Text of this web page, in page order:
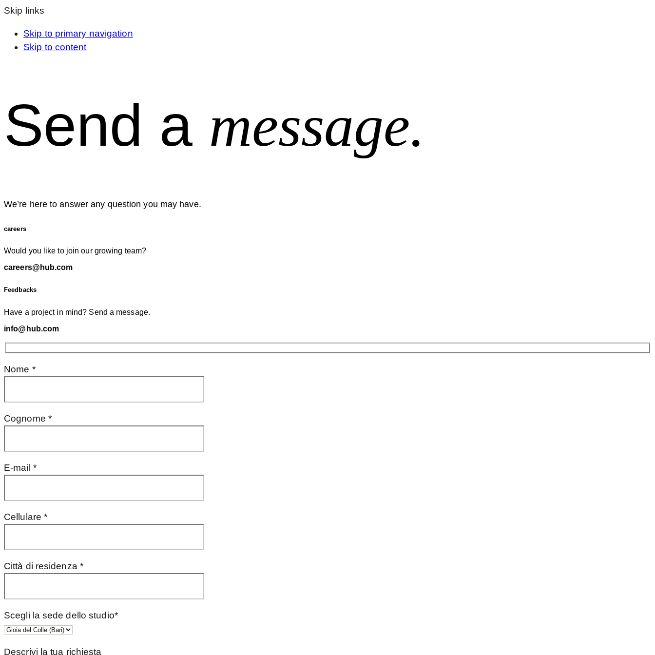
Skip links
Skip to primary navigation
Skip to content
Send a message.
We’re here to answer any question you may have.
careers
Would you like to join our growing team?
careers@hub.com
Feedbacks
Have a project in mind? Send a message.
info@hub.com
Nome *
Cognome *
E-mail *
Cellulare *
Città di residenza *
Scegli la sede dello studio*
Descrivi la tua richiesta